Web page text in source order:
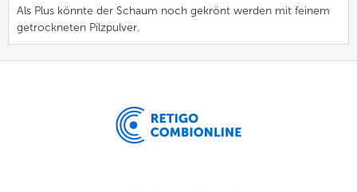
Als Plus könnte der Schaum noch gekrönt werden mit feinem
getrockneten Pilzpulver.